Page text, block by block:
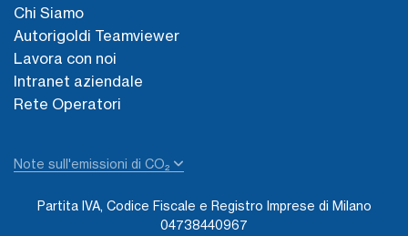
Chi Siamo
Autorigoldi Teamviewer
Lavora con noi
Intranet aziendale
Rete Operatori
Note sull'emissioni di CO₂
Partita IVA, Codice Fiscale e Registro Imprese di Milano
04738440967